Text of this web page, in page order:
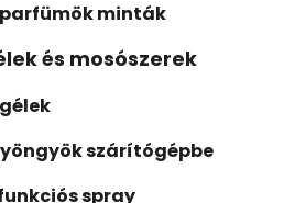
minták
és mosószerek
szárítógépbe
spray